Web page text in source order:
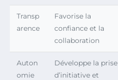
Transp
arence
Favorise la
confiance et la
collaboration
Auton
omie
Développe la prise
d’initiative et